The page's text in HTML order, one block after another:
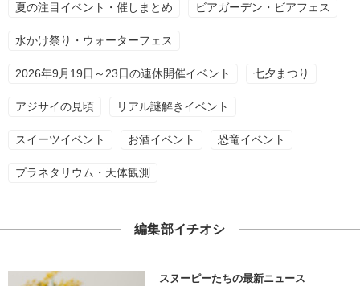
夏の注目イベント・催しまとめ ビアガーデン・ビアフェス
水かけ祭り・ウォーターフェス
2026年9月19日～23日の連休開催イベント 七夕まつり
アジサイの見頃 リアル謎解きイベント
スイーツイベント お酒イベント 恐竜イベント
プラネタリウム・天体観測
編集部イチオシ
スヌーピーたちの最新ニュース